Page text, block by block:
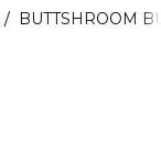
BUTTSHROOM